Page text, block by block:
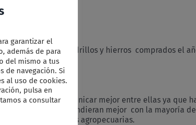
utilizando los ladrillos y hierros comprados el
se pudieran comunicar mejor entre ellas ya que
se entendieran mejor con la mayoría
in situ de técnicas agropecuarias.
garantizar el
además de para
del mismo a tus
de navegación. Si
al uso de cookies.
pulsa en
a consultar